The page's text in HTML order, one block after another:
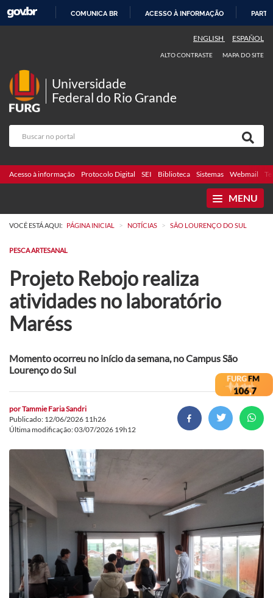
COMUNICA BR ACESSO À INFORMAÇÃO
ENGLISH ESPAÑOL
ALTO CONTRASTE MAPA DO SITE
Universidade
Federal do Rio Grande
Acesso à informação Protocolo Digital SEI Biblioteca Sistemas Webmail
MENU
VOCÊ ESTÁ AQUI: PÁGINA INICIAL > NOTÍCIAS > SÃO LOURENÇO DO SUL
PESCA ARTESANAL
Projeto Rebojo realiza
atividades no laboratório
Maréss
Momento ocorreu no início da semana, no Campus São
Lourenço do Sul
porTammie Faria Sandri
Publicado: 12/06/2026 11h26
Última modificação: 03/07/2026 19h12